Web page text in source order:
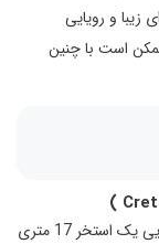
و رویایی
ممکن است با چنین
)
در نگاه اول به نظر می رسد این ویلای لوکس و تماشایی یک استخر 17 متری